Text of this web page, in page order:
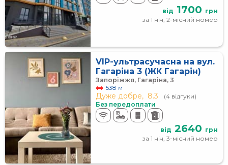
від 1700 грн
за 1 ніч, 2-місний номер
VIP-ультрасучасна на вул.
Гагаріна 3 (ЖК Гагарін)
Запоріжжя, Гагаріна, 3
538 м
Дуже добре, 8.3
(4 відгуки)
Без передоплати
від 2640 грн
за 1 ніч, 3-місний номер